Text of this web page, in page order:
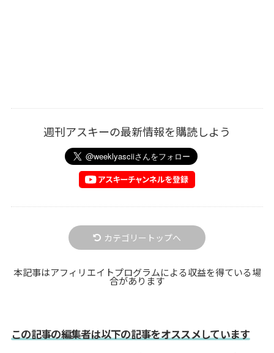
週刊アスキーの最新情報を購読しよう
カテゴリートップへ
本記事はアフィリエイトプログラムによる収益を得ている場
合があります
この記事の編集者は以下の記事をオススメしています